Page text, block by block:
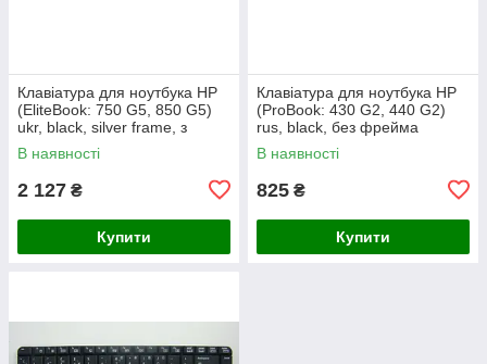
Клавіатура для ноутбука HP
(EliteBook: 750 G5, 850 G5)
ukr, black, silver frame, з
джойстиком, підсвічування
клавіш
В наявності
2 127 ₴
Купити
Клавіатура для ноутбука HP
(ProBook: 430 G2, 440 G2)
rus, black, без фрейма
В наявності
825 ₴
Купити